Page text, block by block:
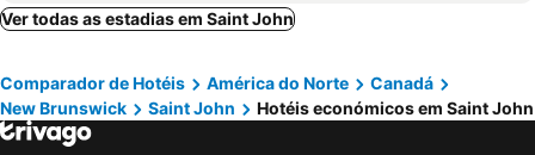
Ver todas as estadias em Saint John
Comparador de Hotéis América do Norte
Canadá
New Brunswick
Saint John Hotéis económicos em Saint John